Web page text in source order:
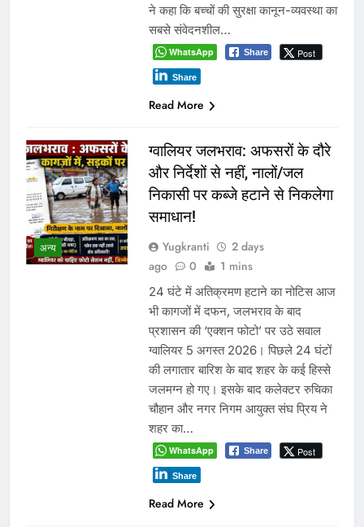
ने कहा कि बच्चों की सुरक्षा कानून-व्यवस्था का
सबसे संवेदनशील…
WhatsApp Share Post
Share
Read More
अन्य
ग्वालियर जलभराव: अफसरों के दौरे
और निर्देशों से नहीं, नालों/जल
निकासी पर कब्जे हटाने से निकलेगा
समाधान!
Yugkranti
2 days
ago
0 1 mins
24 घंटे में अतिक्रमण हटाने का नोटिस आज
भी कागजों में दफन, जलभराव के बाद
प्रशासन की ‘एक्शन फोटो’ पर उठे सवाल
ग्वालियर 5 अगस्त 2026। पिछले 24 घंटों
की लगातार बारिश के बाद शहर के कई हिस्से
जलमग्न हो गए। इसके बाद कलेक्टर रुचिका
चौहान और नगर निगम आयुक्त संघ प्रिय ने
शहर का…
WhatsApp Share Post
Share
Read More